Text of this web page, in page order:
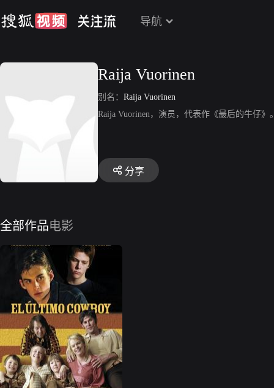
导航
Raija Vuorinen
别名： Raija Vuorinen
Raija Vuorinen，演员，代表作《最后的牛仔》
分享
全部作品电影